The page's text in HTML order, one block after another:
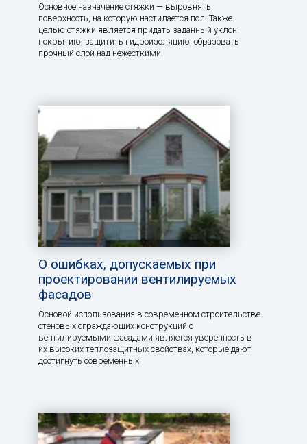
Основное назначение стяжки — выровнять
поверхность, на которую настилается пол. Также
целью стяжки является придать заданный уклон
покрытию, защитить гидроизоляцию, образовать
прочный слой над нежесткими
О ошибках, допускаемых при
проектировании вентилируемых
фасадов
Основой использования в современном строительстве
стеновых ограждающих конструкций с
вентилируемыми фасадами является уверенность в
их высоких теплозащитных свойствах, которые дают
достигнуть современных